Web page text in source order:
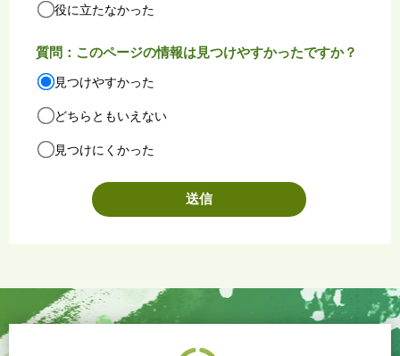
役に立たなかった
質問：このページの情報は見つけやすかったですか？
見つけやすかった
どちらともいえない
見つけにくかった